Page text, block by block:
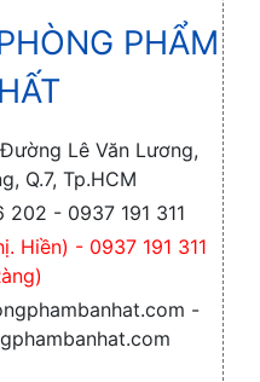
PHẨM
Lê Văn Lương,
Q.7, Tp.HCM
202 - 0937 191 311
Hiền) - 0937 191 311
-